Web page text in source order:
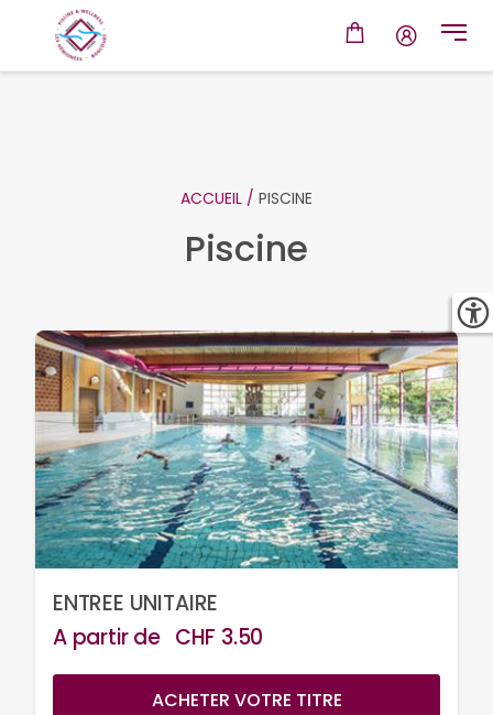
ACCUEIL / PISCINE
Piscine
ENTREE UNITAIRE
A partir de CHF 3.50
ACHETER VOTRE TITRE